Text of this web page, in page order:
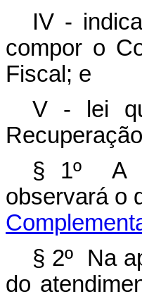
IV -
compor o
Fiscal; e
V - lei
§ 1º A
observará o
§ 2º Na
do